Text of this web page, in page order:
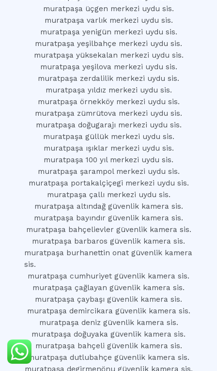
muratpaşa üçgen merkezi uydu sis.
muratpaşa varlık merkezi uydu sis.
muratpaşa yenigün merkezi uydu sis.
muratpaşa yeşilbahçe merkezi uydu sis.
muratpaşa yüksekalan merkezi uydu sis.
muratpaşa yeşilova merkezi uydu sis.
muratpaşa zerdalilik merkezi uydu sis.
muratpaşa yıldız merkezi uydu sis.
muratpaşa örnekköy merkezi uydu sis.
muratpaşa zümrütova merkezi uydu sis.
muratpaşa doğugarajı merkezi uydu sis.
muratpaşa güllük merkezi uydu sis.
muratpaşa ışıklar merkezi uydu sis.
muratpaşa 100 yıl merkezi uydu sis.
muratpaşa şarampol merkezi uydu sis.
muratpaşa portakalçiçegi merkezi uydu sis.
muratpaşa çallı merkezi uydu sis.
muratpaşa altındağ güvenlik kamera sis.
muratpaşa bayındır güvenlik kamera sis.
muratpaşa bahçelievler güvenlik kamera sis.
muratpaşa barbaros güvenlik kamera sis.
muratpaşa burhanettin onat güvenlik kamera
sis.
muratpaşa cumhuriyet güvenlik kamera sis.
muratpaşa çağlayan güvenlik kamera sis.
muratpaşa çaybaşı güvenlik kamera sis.
muratpaşa demircikara güvenlik kamera sis.
muratpaşa deniz güvenlik kamera sis.
muratpaşa doğuyaka güvenlik kamera sis.
muratpaşa bahçeli güvenlik kamera sis.
muratpaşa dutlubahçe güvenlik kamera sis.
muratpaşa degirmenönu güvenlik kamera sis.